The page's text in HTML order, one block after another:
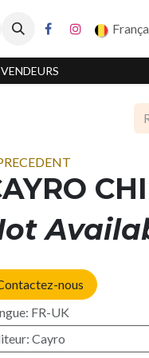
nous
: FR-UK
: Cayro